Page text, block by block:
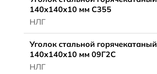
140x140x10 мм С355
НЛГ
Уголок стальной горячекатаный
140x140x10 мм 09Г2С
НЛГ